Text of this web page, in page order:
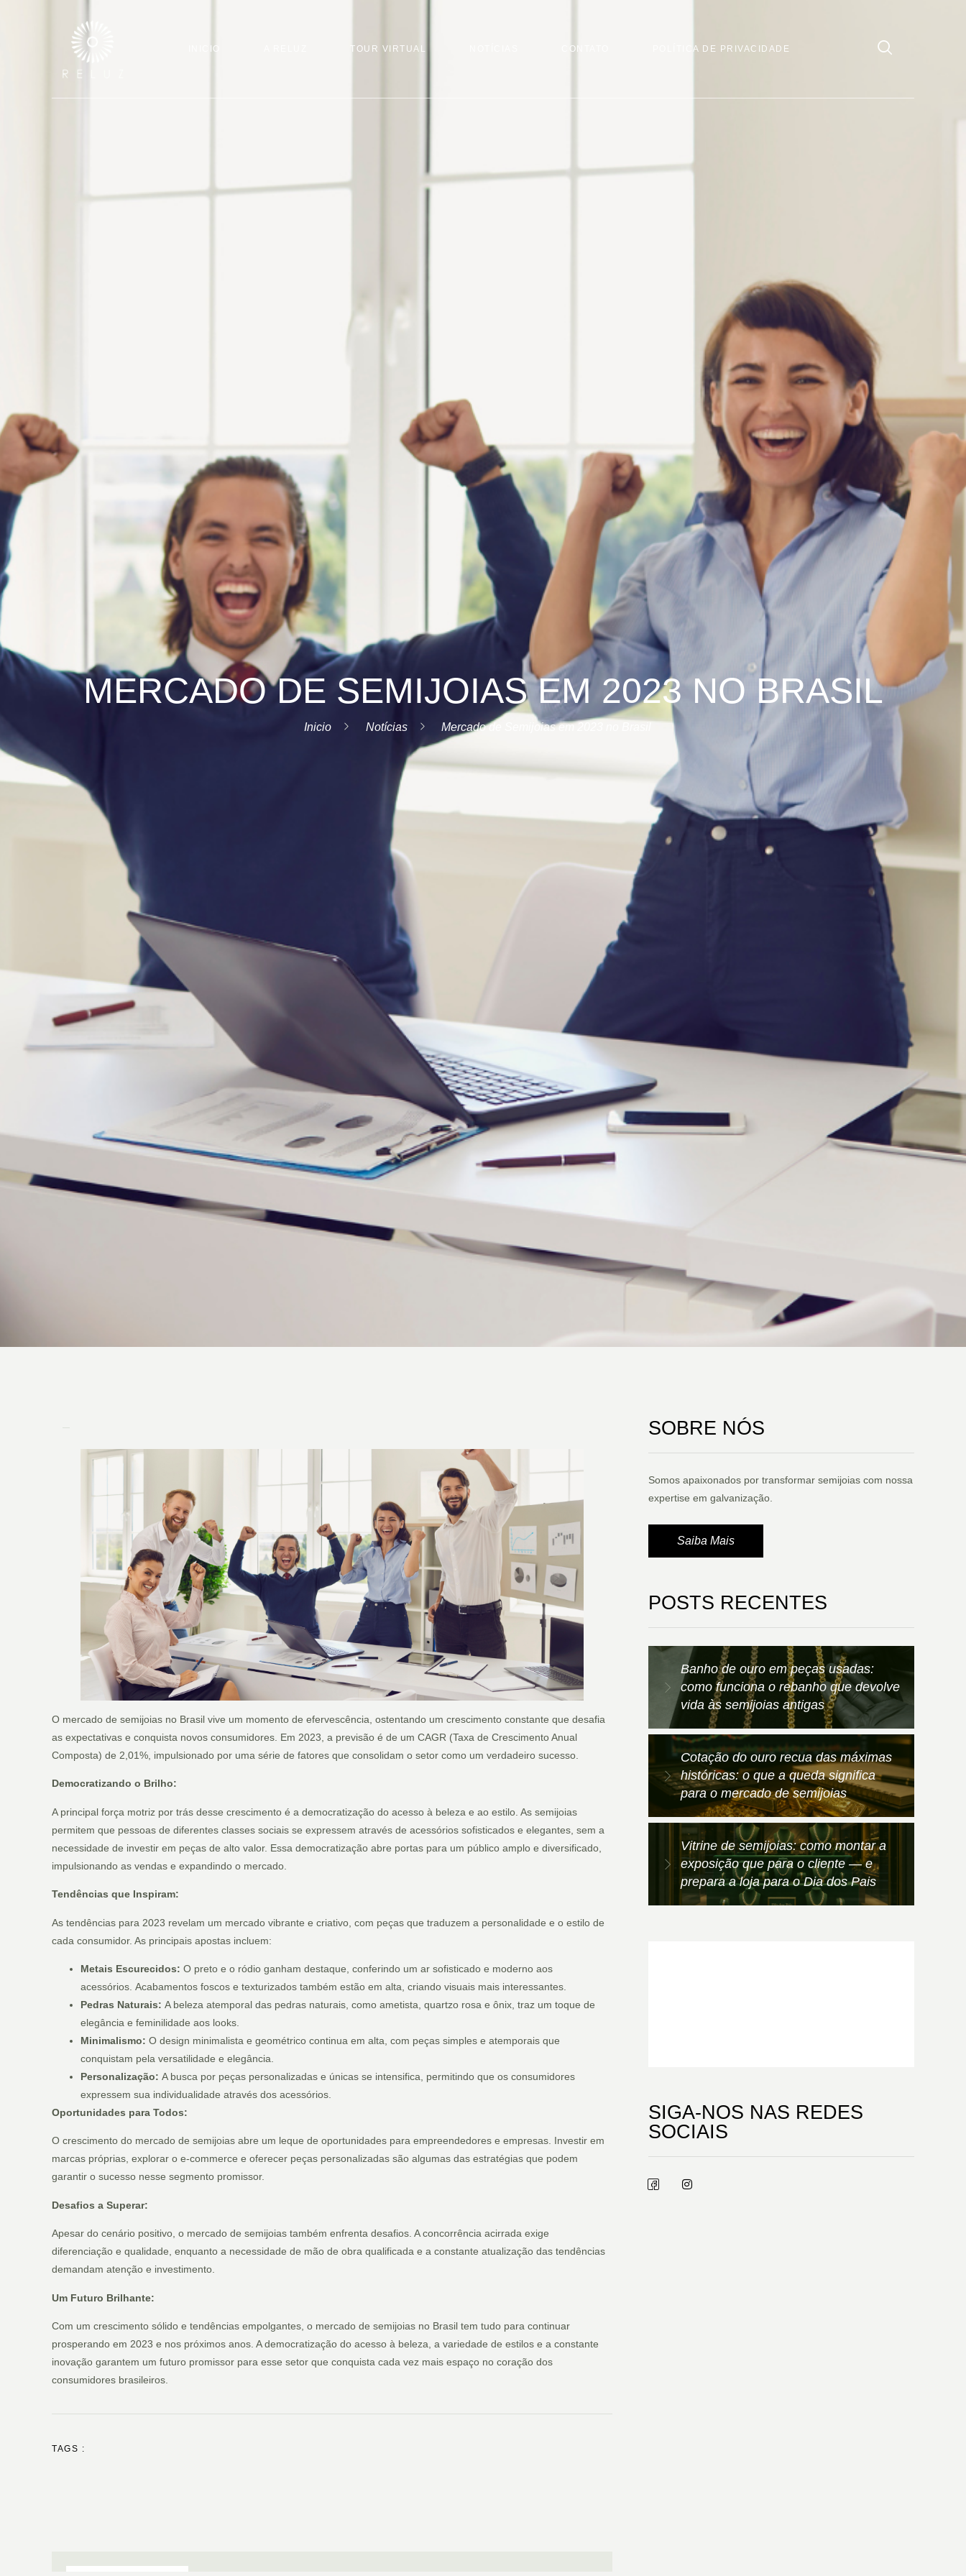
INICIO TOUR VIRTUAL CONTATO POLÍTICA DE PRIVACIDADE
MERCADO DE SEMIJOIAS EM 2023 NO BRASIL
Inicio Notícias Mercado de Semijoias em 2023 no Brasil
O mercado de semijoias no Brasil vive um momento de efervescência, ostentando um crescimento constante que desafia
as expectativas e conquista novos consumidores. Em 2023, a previsão é de um CAGR (Taxa de Crescimento Anual
Composta) de 2,01%, impulsionado por uma série de fatores que consolidam o setor como um verdadeiro sucesso.
Democratizando o Brilho:
A principal força motriz por trás desse crescimento é a democratização do acesso à beleza e ao estilo. As semijoias
permitem que pessoas de diferentes classes sociais se expressem através de acessórios sofisticados e elegantes, sem a
necessidade de investir em peças de alto valor. Essa democratização abre portas para um público amplo e diversificado,
impulsionando as vendas e expandindo o mercado.
Tendências que Inspiram:
As tendências para 2023 revelam um mercado vibrante e criativo, com peças que traduzem a personalidade e o estilo de
cada consumidor. As principais apostas incluem:
Metais Escurecidos: O preto e o ródio ganham destaque, conferindo um ar sofisticado e moderno aos
acessórios. Acabamentos foscos e texturizados também estão em alta, criando visuais mais interessantes.
Pedras Naturais: A beleza atemporal das pedras naturais, como ametista, quartzo rosa e ônix, traz um toque de
elegância e feminilidade aos looks.
Minimalismo: O design minimalista e geométrico continua em alta, com peças simples e atemporais que
conquistam pela versatilidade e elegância.
Personalização: A busca por peças personalizadas e únicas se intensifica, permitindo que os consumidores
expressem sua individualidade através dos acessórios.
Oportunidades para Todos:
O crescimento do mercado de semijoias abre um leque de oportunidades para empreendedores e empresas. Investir em
marcas próprias, explorar o e-commerce e oferecer peças personalizadas são algumas das estratégias que podem
garantir o sucesso nesse segmento promissor.
Desafios a Superar:
Apesar do cenário positivo, o mercado de semijoias também enfrenta desafios. A concorrência acirrada exige
diferenciação e qualidade, enquanto a necessidade de mão de obra qualificada e a constante atualização das tendências
demandam atenção e investimento.
Um Futuro Brilhante:
Com um crescimento sólido e tendências empolgantes, o mercado de semijoias no Brasil tem tudo para continuar
prosperando em 2023 e nos próximos anos. A democratização do acesso à beleza, a variedade de estilos e a constante
inovação garantem um futuro promissor para esse setor que conquista cada vez mais espaço no coração dos
consumidores brasileiros.
TAGS :
SOBRE NÓS
Somos apaixonados por transformar semijoias com nossa
expertise em galvanização.
Saiba Mais
POSTS RECENTES
Banho de ouro em peças usadas:
como funciona o rebanho que devolve
vida às semijoias antigas
Cotação do ouro recua das máximas
históricas: o que a queda significa
para o mercado de semijoias
Vitrine de semijoias: como montar a
exposição que para o cliente — e
prepara a loja para o Dia dos Pais
SIGA-NOS NAS REDES
SOCIAIS